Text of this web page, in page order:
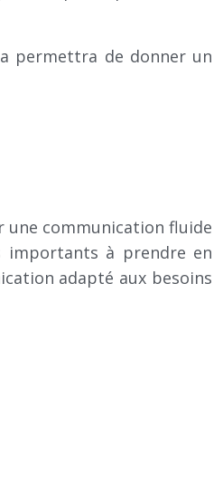
permettra de donner un
une communication fluide
importants à prendre en
adapté aux besoins